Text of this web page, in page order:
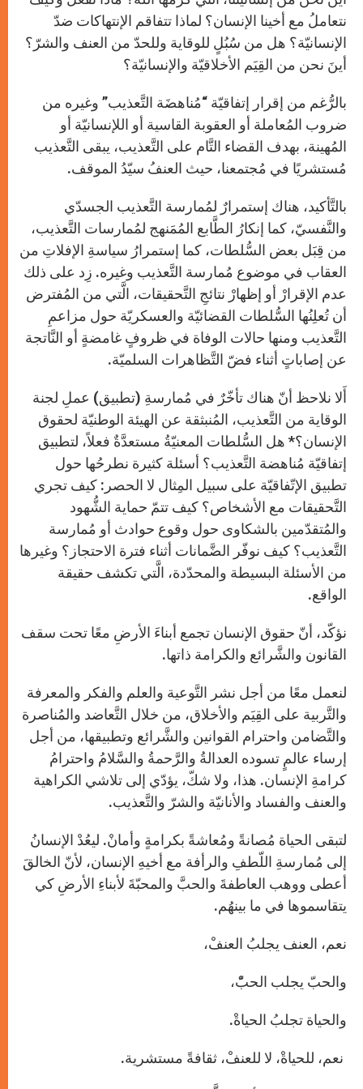
نتعاملُ مع أخينا الإنسان؟ لماذا تتفاقم الإنتهاكات ضدّ
الإنسانيّة؟ هل من سُبُلٍ للوقاية وللحدّ من العنف والشرّ؟
أينَ نحن من القِيَم الأخلاقيّة والإنسانيّة؟
بالرُّغم من إقرار إتفاقيّة “مُناهضَة التَّعذيب” وغيره من
ضروب المُعاملة أو العقوبة القاسية أو اللإنسانيّة أو
المُهينة، بهدف القضاء التَّام على التَّعذيب، يبقى التَّعذيب
مُستشريًا في مُجتمعنا، حيث العنفُ سيّدُ الموقف.
بالتَّأكيد، هناك إستمرارٌ لمُمارسة التَّعذيب الجسدّي
والنَّفسيّ، كما إنكارُ الطَّابع المُمَنهج لمُمارسات التَّعذيب،
من قِبَل بعض السُّلطات، كما إستمرارُ سياسةِ الإفلاتِ من
العقاب في موضوع مُمارسة التَّعذيب وغيره. زِد على ذلك
عدم الإقرارْ أو إظهارْ نتائجِ التَّحقيقات، الَّتي من المُفترض
أن تُعلِنُها السُّلطات القضائيّة والعسكريّة حول مزاعمِ
التَّعذيب ومنها حالات الوفاة في ظروفٍ غامضةٍ أو النَّاتجة
عن إصاباتٍ أثناء فضّ التَّظاهرات السلميّة.
أَلا نلاحظ أنّ هناك تأخّرٌ في مُمارسةِ (تطبيق) عملِ لجنة
الوقاية من التَّعذيب، المُنبثقة عن الهيئة الوطنيّة لحقوق
الإنسان؟* هل السُّلطات المعنيّةُ مستعدَّةٌ فعلاً، لتطبيق
إتفاقيّة مُناهضة التَّعذيب؟ أسئلة كثيرة نطرحُها حول
تطبيق الإتّفاقيّة على سبيل المِثال لا الحصر: كيف تجري
التَّحقيقات مع الأشخاص؟ كيف تتمّ حماية الشُّهود
والمُتقدّمين بالشكاوى حول وقوع حوادث أو مُمارسة
التَّعذيب؟ كيف نوفّر الضَّمانات أثناء فترة الاحتجاز؟ وغيرها
من الأسئلة البسيطة والمحدّدة، الَّتي تكشف حقيقة
الواقع.
نؤكّد، أنّ حقوق الإنسان تجمع أبناءَ الأرضِ معًا تحت سقف
القانون والشَّرائع والكرامة ذاتها.
لنعمل معًا من أجل نشر التَّوعية والعلم والفكر والمعرفة
والتَّربية على القِيَم والأخلاق، من خلال التَّعاضد والمُناصرة
والتَّضامن واحترام القوانين والشَّرائع وتطبيقها، من أجل
إرساء عالمٍ تسوده العدالةُ والرَّحمةُ والسَّلامُ واحترامُ
كرامةِ الإنسان. هذا، ولا شكّ، يؤدّي إلى تلاشي الكراهية
والعنف والفساد والأنانيّة والشرّ والتَّعذيب.
لتبقى الحياة مُصانةً ومُعاشةً بكرامةٍ وأمانْ. ليعُدْ الإنسانُ
إلى مُمارسةِ اللّطفِ والرأفة مع أخيهِ الإنسان، لأنّ الخالقَ
أعطى ووهب العاطفةَ والحبَّ والمحبّةَ لأبناءِ الأرضِ كي
يتقاسموها في ما بينهُم.
نعم، العنف يجلبُ العنفْ،
والحبّ يجلب الحبّْ،
والحياة تجلبُ الحياةْ.
نعم، للحياةْ، لا للعنفْ، ثقافةً مستشرية.